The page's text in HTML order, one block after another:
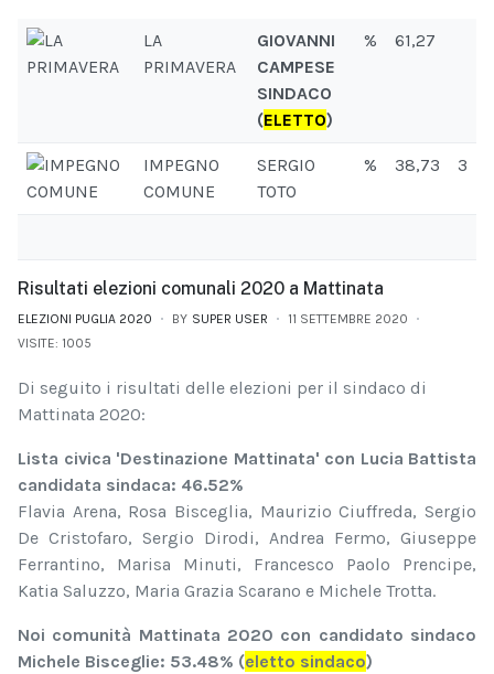
LA
PRIMAVERA
GIOVANNI
CAMPESE
SINDACO
(ELETTO)
% 61,27
IMPEGNO
COMUNE
SERGIO
TOTO
% 38,73 3
Risultati elezioni comunali 2020 a Mattinata
ELEZIONI PUGLIA 2020 BY SUPER USER
11 SETTEMBRE 2020
VISITE: 1005
Di seguito i risultati delle elezioni per il sindaco di
Mattinata 2020:
Lista civica 'Destinazione Mattinata' con Lucia Battista
candidata sindaca: 46.52%
Flavia Arena, Rosa Bisceglia, Maurizio Ciuffreda, Sergio
De Cristofaro, Sergio Dirodi, Andrea Fermo, Giuseppe
Ferrantino, Marisa Minuti, Francesco Paolo Prencipe,
Katia Saluzzo, Maria Grazia Scarano e Michele Trotta.
Noi comunità Mattinata 2020 con candidato sindaco
Michele Bisceglie: 53.48% (eletto sindaco)